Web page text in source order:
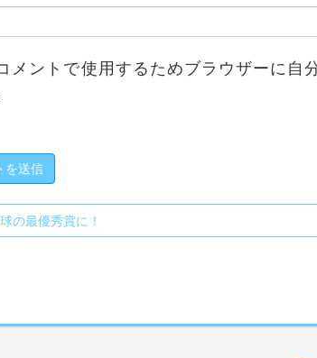
メントで使用するためブラウザーに自
の最優秀賞に！